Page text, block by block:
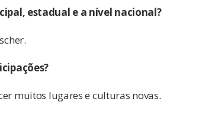
estadual e a nível nacional?
muitos lugares e culturas novas.